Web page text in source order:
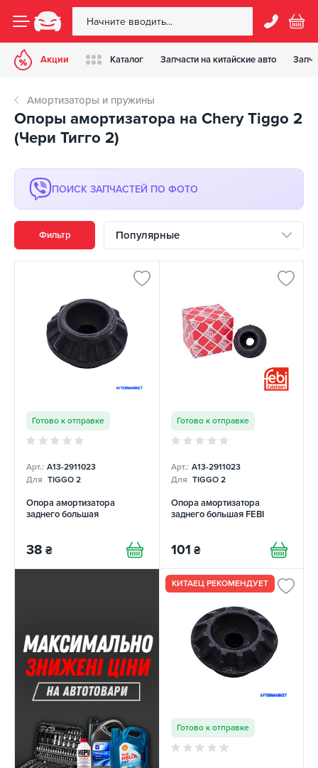
Акции Каталог Запчасти на китайские авто
Амортизаторы и пружины
Опоры амортизатора на Chery Tiggo 2
(Чери Тигго 2)
ПОИСК ЗАПЧАСТЕЙ ПО ФОТО
Фильтр Популярные
Готово к отправке
Арт.: A13-2911023
Для TIGGO 2
Опора амортизатора
заднего большая
38 ₴
Готово к отправке
Арт.: A13-2911023
Для TIGGO 2
Опора амортизатора
заднего большая FEBI
101 ₴
КИТАЕЦ РЕКОМЕНДУЕТ
Готово к отправке